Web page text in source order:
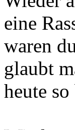
eine
waren
glaubt
heute